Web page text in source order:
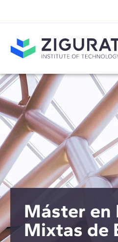
Máster en
Mixtas de